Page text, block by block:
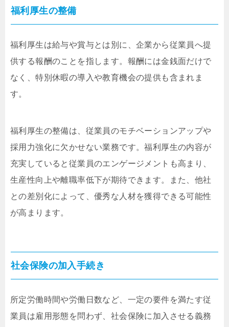
福利厚生の整備
福利厚生は給与や賞与とは別に、企業から従業員へ提
供する報酬のことを指します。報酬には金銭面だけで
なく、特別休暇の導入や教育機会の提供も含まれま
す。
福利厚生の整備は、従業員のモチベーションアップや
採用力強化に欠かせない業務です。福利厚生の内容が
充実していると従業員のエンゲージメントも高まり、
生産性向上や離職率低下が期待できます。また、他社
との差別化によって、優秀な人材を獲得できる可能性
が高まります。
社会保険の加入手続き
所定労働時間や労働日数など、一定の要件を満たす従
業員は雇用形態を問わず、社会保険に加入させる義務